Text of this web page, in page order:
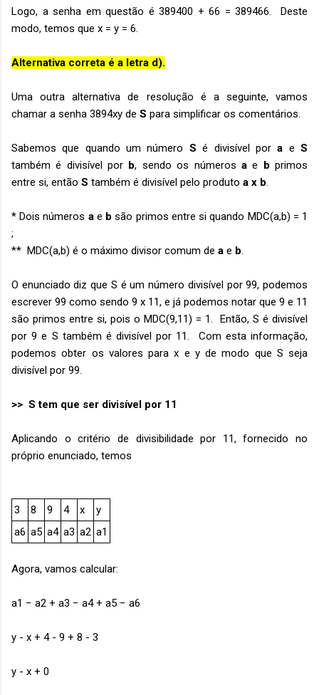
Logo, a senha em questão é 389400 + 66 = 389466. Deste
modo, temos que x = y = 6.
Alternativa correta é a letra d).
Uma outra alternativa de resolução é a seguinte, vamos
chamar a senha 3894xy de S para simplificar os comentários.
Sabemos que quando um número S é divisível pora eS
também é divisível por b, sendo os números ae b primos
entre si, então S também é divisível pelo produto a x b.
* Dois números ae b são primos entre si quando MDC(a,b) = 1
;
** MDC(a,b) é o máximo divisor comum de a e b.
O enunciado diz que S é um número divisível por 99, podemos
escrever 99 como sendo 9 x 11, e já podemos notar que 9 e 11
são primos entre si, pois o MDC(9,11) = 1. Então, S é divisível
por 9 e S também é divisível por 11. Com esta informação,
podemos obter os valores para x e y de modo que S seja
divisível por 99.
>> S tem que ser divisível por 11
Aplicando o critério de divisibilidade por 11, fornecido no
próprio enunciado, temos
3 8 9 4 x
y
a6 a5 a4 a3 a2 a1
Agora, vamos calcular:
a1 − a2 + a3 − a4 + a5 − a6
y - x + 4 - 9 + 8 - 3
y - x + 0